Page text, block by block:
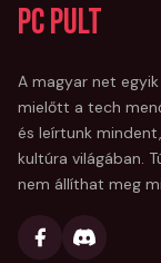
PC Pult
A magyar net
mielőtt a tech
és leírtunk
kultúra világában.
nem állíthat meg